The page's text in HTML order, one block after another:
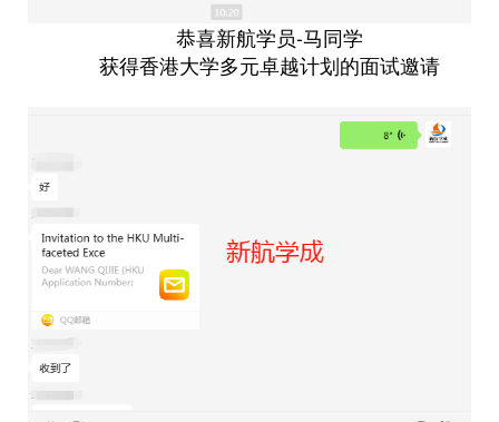
恭喜新航学员-马同学
获得香港大学多元卓越计划的面试邀请